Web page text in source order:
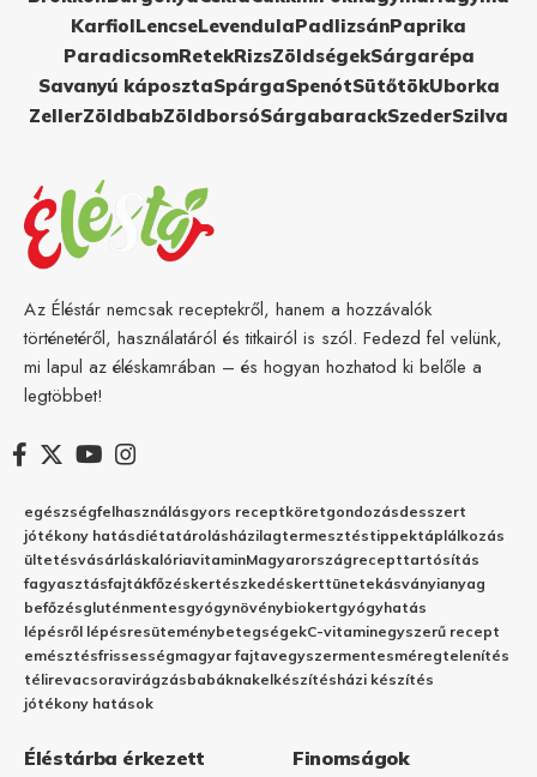
KarfiolLencseLevendulaPadlizsánPaprika
ParadicsomRetekRizsZöldségekSárgarépa
Savanyú káposztaSpárgaSpenótSütőtökUborka
ZellerZöldbabZöldborsóSárgabarackSzederSzilva
Az Éléstár nemcsak receptekről, hanem a hozzávalók
történetéről, használatáról és titkairól is szól. Fedezd fel velünk,
mi lapul az éléskamrában – és hogyan hozhatod ki belőle a
legtöbbet!
egészségfelhasználásgyors receptköretgondozásdesszert
jótékony hatásdiétatárolásházilagtermesztéstippektáplálkozás
ültetésvásárláskalóriavitaminMagyarországrecepttartósítás
fagyasztásfajtákfőzéskertészkedéskerttünetekásványianyag
befőzésgluténmentesgyógynövénybiokertgyógyhatás
lépésről lépésresüteménybetegségekC-vitaminegyszerű recept
emésztésfrissességmagyar fajtavegyszermentesméregtelenítés
télirevacsoravirágzásbabáknakelkészítésházi készítés
jótékony hatások
Éléstárba érkezett Finomságok